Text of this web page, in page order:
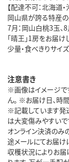
【配達不可：北海道・
岡山県が誇る特産の
7月：岡山白桃3玉、8
「晴王」1房をお届け
少量・食べきりサイ
注意書き
※画像はイメージで
ん。 ※お届け日、時
※記載しています発
は大変傷みやすいで
オンライン決済のみ
途メールにてお届け
収穫状況によりお